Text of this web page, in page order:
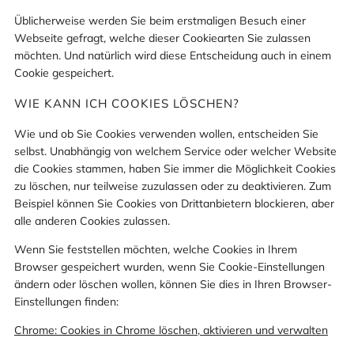
Üblicherweise werden Sie beim erstmaligen Besuch einer
Webseite gefragt, welche dieser Cookiearten Sie zulassen
möchten. Und natürlich wird diese Entscheidung auch in einem
Cookie gespeichert.
WIE KANN ICH COOKIES LÖSCHEN?
Wie und ob Sie Cookies verwenden wollen, entscheiden Sie
selbst. Unabhängig von welchem Service oder welcher Website
die Cookies stammen, haben Sie immer die Möglichkeit Cookies
zu löschen, nur teilweise zuzulassen oder zu deaktivieren. Zum
Beispiel können Sie Cookies von Drittanbietern blockieren, aber
alle anderen Cookies zulassen.
Wenn Sie feststellen möchten, welche Cookies in Ihrem
Browser gespeichert wurden, wenn Sie Cookie-Einstellungen
ändern oder löschen wollen, können Sie dies in Ihren Browser-
Einstellungen finden:
Chrome: Cookies in Chrome löschen, aktivieren und verwalten